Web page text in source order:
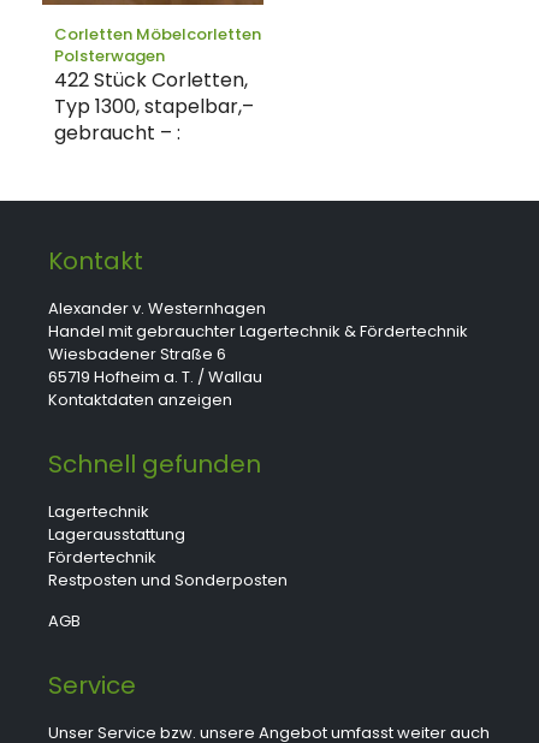
Corletten Möbelcorletten
Polsterwagen
422 Stück Corletten,
Typ 1300, stapelbar,–
gebraucht – :
Kontakt
Alexander v. Westernhagen
Handel mit gebrauchter Lagertechnik & Fördertechnik
Wiesbadener Straße 6
65719 Hofheim a. T. / Wallau
Kontaktdaten anzeigen
Schnell gefunden
Lagertechnik
Lagerausstattung
Fördertechnik
Restposten und Sonderposten
AGB
Service
Unser Service bzw. unsere Angebot umfasst weiter auch